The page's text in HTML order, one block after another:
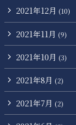
2021年12月 (10)
2021年11月 (9)
2021年10月 (3)
2021年8月 (2)
2021年7月 (2)